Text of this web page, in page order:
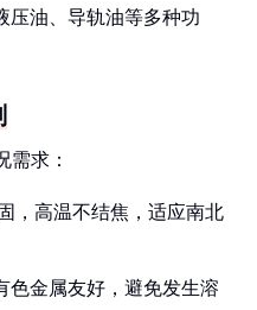
压油、导轨油等多种功
需求：
，高温不结焦，适应南北
色金属友好，避免发生溶